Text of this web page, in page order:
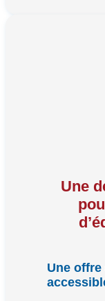
Une
Une